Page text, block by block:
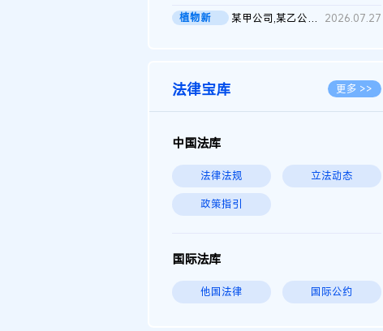
植物新
某甲公司,某乙公司,某门市部,某丙公司植物新品种临时保护期使用费... 2026.07.27
法律宝库 更多 >>
中国法库
法律法规 立法动态
政策指引
国际法库
他国法律 国际公约